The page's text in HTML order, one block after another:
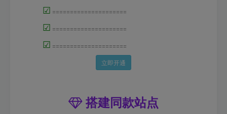
☑ =====================
☑ =====================
☑ =====================
立即开通
搭建同款站点